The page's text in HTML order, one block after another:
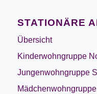
STATIONÄRE
Übersicht
Kinderwohngruppe
Jungenwohngruppe